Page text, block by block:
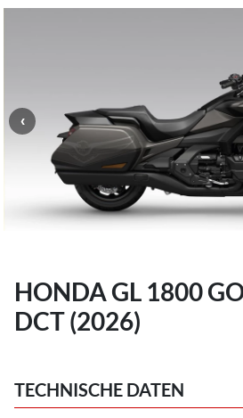
HONDA GL 1800
DCT (2026)
TECHNISCHE DATEN